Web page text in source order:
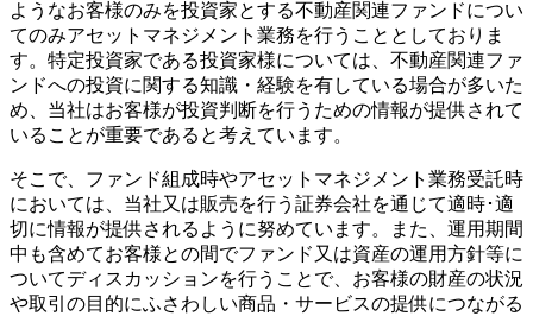
ようなお客様のみを投資家とする不動産関連ファンドについ
てのみアセットマネジメント業務を行うこととしておりま
す。特定投資家である投資家様については、不動産関連ファ
ンドへの投資に関する知識・経験を有している場合が多いた
め、当社はお客様が投資判断を行うための情報が提供されて
いることが重要であると考えています。
そこで、ファンド組成時やアセットマネジメント業務受託時
においては、当社又は販売を行う証券会社を通じて適時･適
切に情報が提供されるように努めています。また、運用期間
中も含めてお客様との間でファンド又は資産の運用方針等に
ついてディスカッションを行うことで、お客様の財産の状況
や取引の目的にふさわしい商品・サービスの提供につながる